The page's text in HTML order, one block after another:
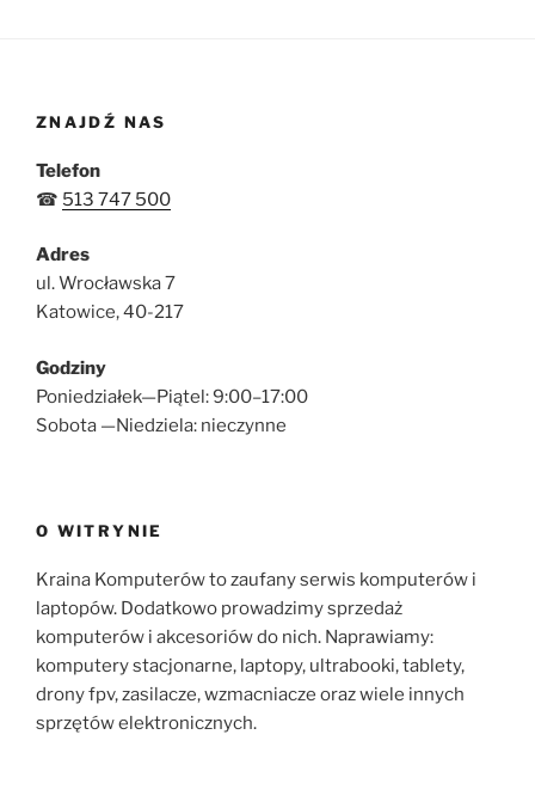
ZNAJDŹ NAS
Telefon
☎ 513 747 500
Adres
ul. Wrocławska 7
Katowice, 40-217
Godziny
Poniedziałek—Piątel: 9:00–17:00
Sobota —Niedziela: nieczynne
O WITRYNIE
Kraina Komputerów to zaufany serwis komputerów i
laptopów. Dodatkowo prowadzimy sprzedaż
komputerów i akcesoriów do nich. Naprawiamy:
komputery stacjonarne, laptopy, ultrabooki, tablety,
drony fpv, zasilacze, wzmacniacze oraz wiele innych
sprzętów elektronicznych.